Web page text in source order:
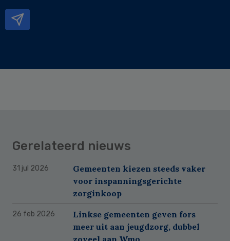
Gerelateerd nieuws
31 jul 2026
Gemeenten kiezen steeds vaker
voor inspanningsgerichte
zorginkoop
26 feb 2026
Linkse gemeenten geven fors
meer uit aan jeugdzorg, dubbel
zoveel aan Wmo